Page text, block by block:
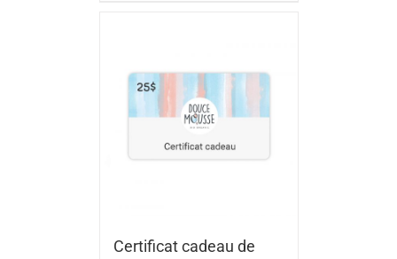
Certificat cadeau de